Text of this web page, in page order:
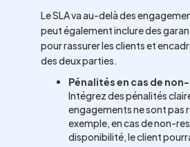
Le SLA va au-delà des
peut également inclure des
pour rassurer les clients et
des deux parties.
Pénalités en cas de
Intégrez des pénalités
engagements ne sont pas
exemple, en cas de non-
disponibilité, le client